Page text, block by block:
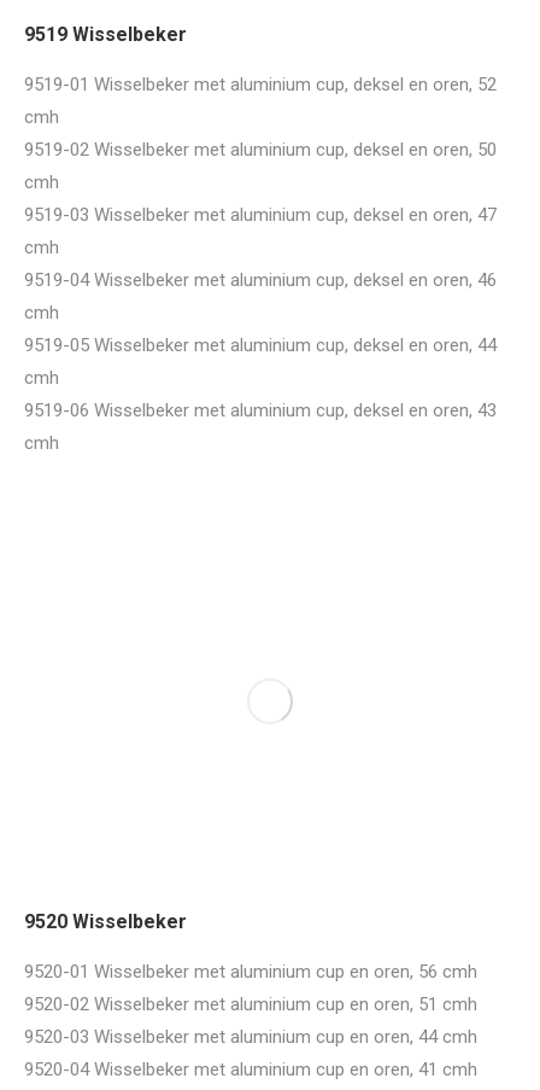
9519 Wisselbeker
9519-01 Wisselbeker met aluminium cup, deksel en oren, 52
cmh
9519-02 Wisselbeker met aluminium cup, deksel en oren, 50
cmh
9519-03 Wisselbeker met aluminium cup, deksel en oren, 47
cmh
9519-04 Wisselbeker met aluminium cup, deksel en oren, 46
cmh
9519-05 Wisselbeker met aluminium cup, deksel en oren, 44
cmh
9519-06 Wisselbeker met aluminium cup, deksel en oren, 43
cmh
9520 Wisselbeker
9520-01 Wisselbeker met aluminium cup en oren, 56 cmh
9520-02 Wisselbeker met aluminium cup en oren, 51 cmh
9520-03 Wisselbeker met aluminium cup en oren, 44 cmh
9520-04 Wisselbeker met aluminium cup en oren, 41 cmh